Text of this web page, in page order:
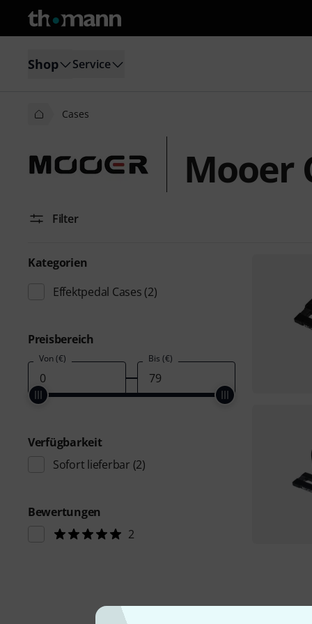
Shop Service
Cases
Mooer
Filter
Kategorien
Effektpedal Cases (2)
Preisbereich
Von (€) Bis (€)
Verfügbarkeit
Sofort lieferbar (2)
Bewertungen
2